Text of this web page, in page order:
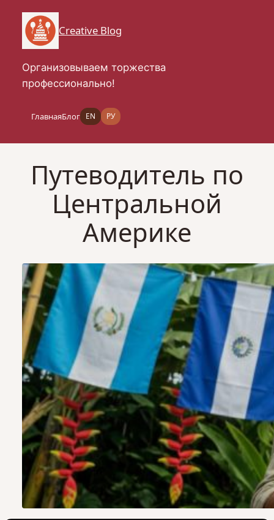
содержимому
Creative Blog
Организовываем торжества
профессионально!
ГлавнаяБлог EN РУ
Путеводитель по
Центральной
Америке